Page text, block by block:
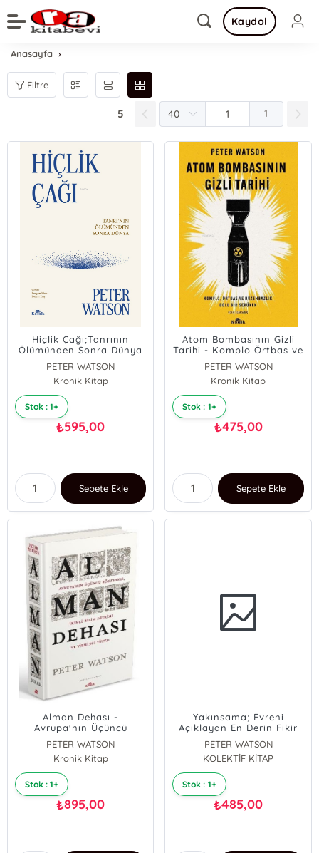
Kaydol
Anasayfa
Filtre
5 1
Hiçlik Çağı;Tanrının
Ölümünden Sonra Dünya
PETER WATSON
Kronik Kitap
Stok : 1+
₺595,00
Sepete Ekle
Atom Bombasının Gizli
Tarihi - Komplo Örtbas ve
Düzenbazlık Dolu Bir
Serüven
PETER WATSON
Kronik Kitap
Stok : 1+
₺475,00
Sepete Ekle
Alman Dehası -
Avrupa'nın Üçüncü
Rönesansı İkinci Bilim
Devrimi ve Yirminci Yüzyıl
PETER WATSON
Kronik Kitap
Stok : 1+
₺895,00
Yakınsama; Evreni
Açıklayan En Derin Fikir
PETER WATSON
KOLEKTİF KİTAP
Stok : 1+
₺485,00